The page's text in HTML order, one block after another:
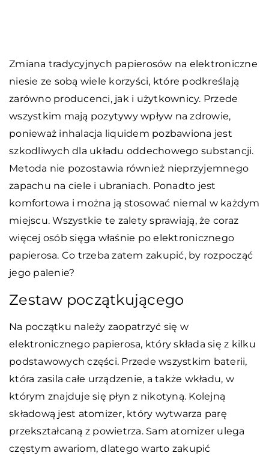
Zmiana tradycyjnych papierosów na elektroniczne
niesie ze sobą wiele korzyści, które podkreślają
zarówno producenci, jak i użytkownicy. Przede
wszystkim mają pozytywy wpływ na zdrowie,
ponieważ inhalacja liquidem pozbawiona jest
szkodliwych dla układu oddechowego substancji.
Metoda nie pozostawia również nieprzyjemnego
zapachu na ciele i ubraniach. Ponadto jest
komfortowa i można ją stosować niemal w każdym
miejscu. Wszystkie te zalety sprawiają, że coraz
więcej osób sięga właśnie po elektronicznego
papierosa. Co trzeba zatem zakupić, by rozpocząć
jego palenie?
Zestaw początkującego
Na początku należy zaopatrzyć się w
elektronicznego papierosa, który składa się z kilku
podstawowych części. Przede wszystkim baterii,
która zasila całe urządzenie, a także wkładu, w
którym znajduje się płyn z nikotyną. Kolejną
składową jest atomizer, który wytwarza parę
przekształcaną z powietrza. Sam atomizer ulega
częstym awariom, dlatego warto zakupić